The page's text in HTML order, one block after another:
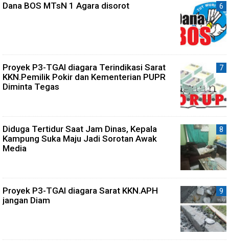
Dana BOS MTsN 1 Agara disorot
Proyek P3-TGAI diagara Terindikasi Sarat
KKN.Pemilik Pokir dan Kementerian PUPR
Diminta Tegas
Diduga Tertidur Saat Jam Dinas, Kepala
Kampung Suka Maju Jadi Sorotan Awak
Media
Proyek P3-TGAI diagara Sarat KKN.APH
jangan Diam